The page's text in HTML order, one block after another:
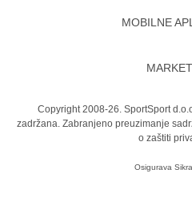
MOBILNE
Copyright 2008-26. SportSport
zadržana. Zabranjeno preuzimanje
o zaštiti
Osigurava